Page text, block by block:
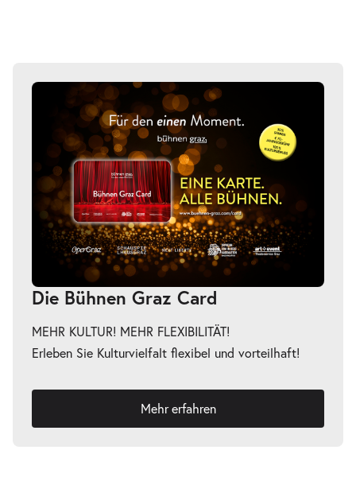
Die Bühnen Graz Card
MEHR KULTUR! MEHR FLEXIBILITÄT!
Erleben Sie Kulturvielfalt flexibel und vorteilhaft!
Mehr erfahren